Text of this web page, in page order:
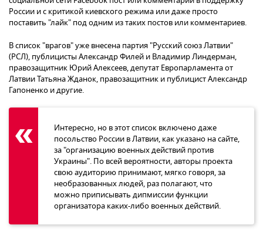
России и с критикой киевского режима или даже просто
поставить "лайк" под одним из таких постов или комментариев.
В список "врагов" уже внесена партия "Русский союз Латвии"
(РСЛ), публицисты Александр Филей и Владимир Линдерман,
правозащитник Юрий Алексеев, депутат Европарламента от
Латвии Татьяна Жданок, правозащитник и публицист Александр
Гапоненко и другие.
Интересно, но в этот список включено даже
посольство России в Латвии, как указано на сайте,
за "организацию военных действий против
Украины". По всей вероятности, авторы проекта
свою аудиторию принимают, мягко говоря, за
необразованных людей, раз полагают, что
можно приписывать дипмиссии функции
организатора каких-либо военных действий.